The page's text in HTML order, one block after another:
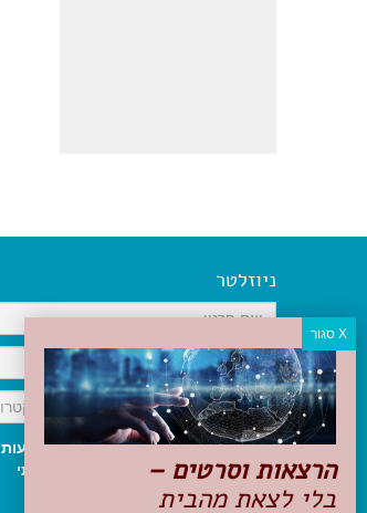
ניוזלטר
אני מאשר/ת קבלת ניוזלטר והודעות
שיווקיות, ומאשר/ת כי קראתי והסכמתי
לתקנון האתר ולמדיניות הפרטיות
הרצאות וסרטים –
בלי לצאת מהבית